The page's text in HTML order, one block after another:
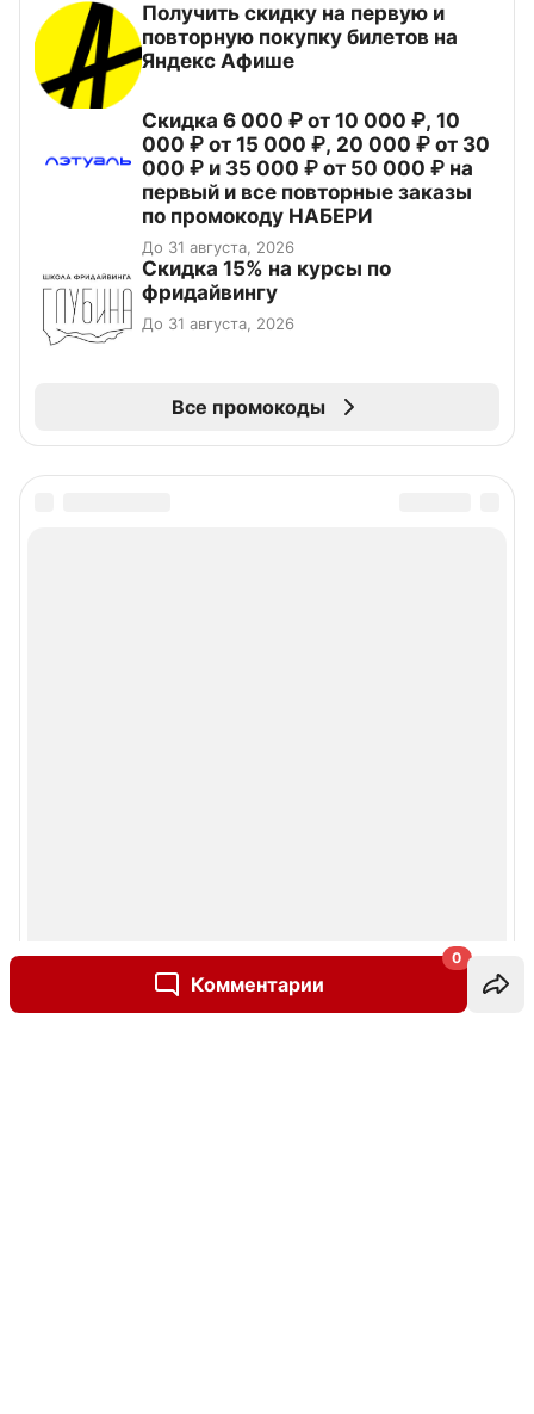
Комментарии
0
Получить скидку на первую и
повторную покупку билетов на
Яндекс Афише
Скидка 6 000 ₽ от 10 000 ₽, 10
000 ₽ от 15 000 ₽, 20 000 ₽ от 30
000 ₽ и 35 000 ₽ от 50 000 ₽ на
первый и все повторные заказы
по промокоду НАБЕРИ
До 31 августа, 2026
Скидка 15% на курсы по
фридайвингу
До 31 августа, 2026
Все промокоды